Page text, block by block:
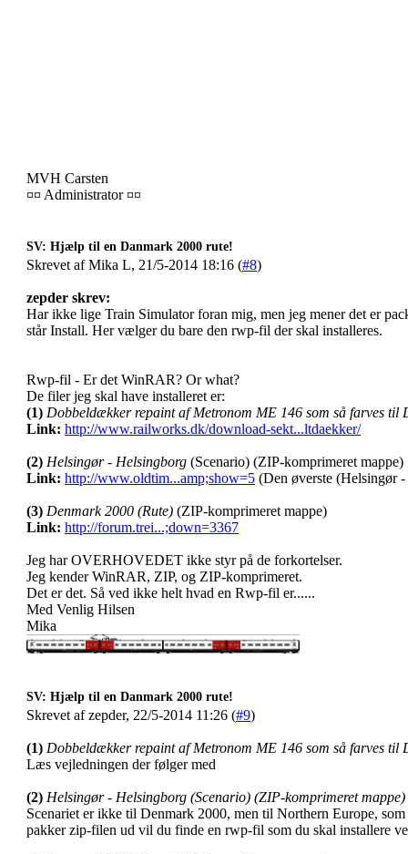
MVH Carsten
¤¤ Administrator ¤¤
SV: Hjælp til en Danmark 2000 rute!
Skrevet af Mika L, 21/5-2014 18:16 (#8)
zepder skrev:
Har ikke lige Train Simulator foran mig, men jeg mener det er
står Install. Her vælger du bare den rwp-fil der skal installeres.
Rwp-fil - Er det WinRAR? Or what?
De filer jeg skal have installeret er:
(1) Dobbeldækker repaint af Metronom ME 146 som så farves til
Link: http://www.railworks.dk/download-sekt...ltdaekker/
(2) Helsingør - Helsingborg (Scenario) (ZIP-komprimeret mappe)
Link: http://www.oldtim...amp;show=5 (Den øverste (Helsingør
(3) Denmark 2000 (Rute) (ZIP-komprimeret mappe)
Link: http://forum.trei...;down=3367
Jeg har OVERHOVEDET ikke styr på de forkortelser.
Jeg kender WinRAR, ZIP, og ZIP-komprimeret.
Det er det. Så ved ikke helt hvad en Rwp-fil er......
Med Venlig Hilsen
Mika
SV: Hjælp til en Danmark 2000 rute!
Skrevet af zepder, 22/5-2014 11:26 (#9)
(1) Dobbeldækker repaint af Metronom ME 146 som så farves
Læs vejledningen der følger med
(2) Helsingør - Helsingborg (Scenario) (ZIP-komprimeret mappe)
Scenariet er ikke til Denmark 2000, men til Northern Europe,
pakker zip-filen ud vil du finde en rwp-fil som du skal installere